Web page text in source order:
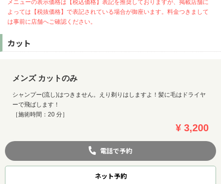
メニューの表示価格は【税込価格】表記を推奨しておりますが、掲載店舗に
よっては【税抜価格】で表記されている場合が御座います。料金つきまして
は事前に店舗へご確認ください。
カット
メンズ カットのみ
シャンプー(流し)はつきません。えり剃りはしますよ！髪に毛はドライヤ
ーで飛ばします！
［施術時間：20 分］
¥ 3,200
電話で予約
ネット予約